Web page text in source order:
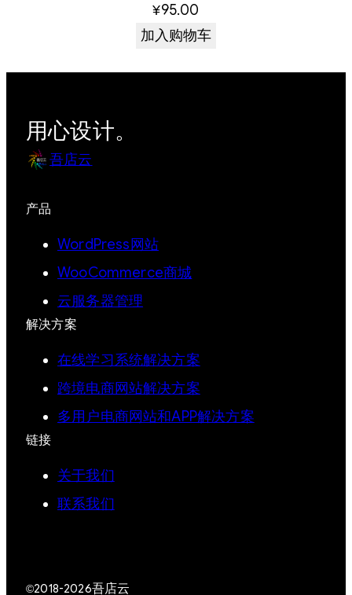
¥95.00
加入购物车
用心设计。
吾店云
产品
WordPress网站
WooCommerce商城
云服务器管理
解决方案
在线学习系统解决方案
跨境电商网站解决方案
多用户电商网站和APP解决方案
链接
关于我们
联系我们
©2018-2026吾店云